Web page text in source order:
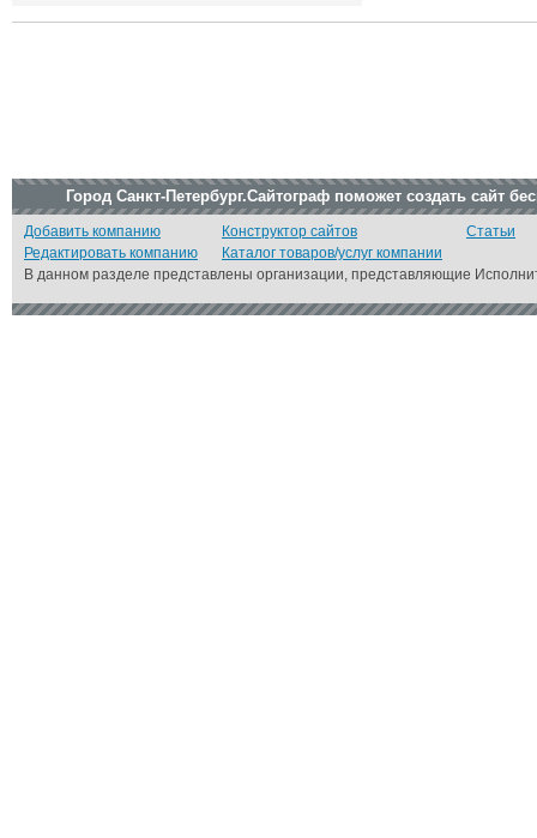
Город Санкт-Петербург.Сайтограф поможет создать сайт
Добавить компанию
Редактировать компанию
Конструктор сайтов
Каталог товаров/услуг компании
Статьи
В данном разделе представлены организации, представляющие